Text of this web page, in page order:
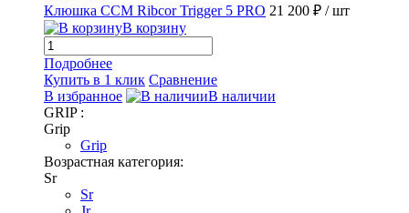
Клюшка CCM Ribcor Trigger 5 PRO 21 200 ₽ / шт
В корзину
Подробнее
Купить в 1 клик Сравнение
В избранное
В наличии
GRIP :
Grip
Grip
Возрастная категория:
Sr
Sr